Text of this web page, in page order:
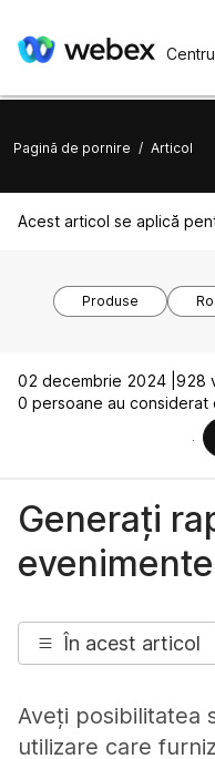
Pagină de pornire / Articol
Acest articol se aplică
Produse
02 decembrie 2024 | 928
0 persoane au considerat
Generați
În acest articol
Aveți posibilitatea
utilizare care